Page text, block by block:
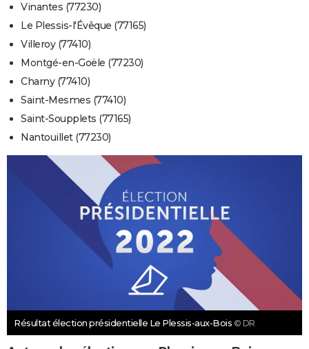
Vinantes (77230)
Le Plessis-l'Évêque (77165)
Villeroy (77410)
Montgé-en-Goële (77230)
Charny (77410)
Saint-Mesmes (77410)
Saint-Soupplets (77165)
Nantouillet (77230)
Résultat élection présidentielle Le Plessis-aux-Bois © DR